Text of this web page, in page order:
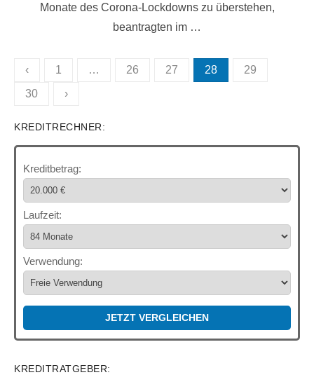
Monate des Corona-Lockdowns zu überstehen,
beantragten im …
Seitennummerierung
der
‹ 1 … 26 27 28
29
30
›
KREDITRECHNER:
Kreditbetrag:
Laufzeit:
Verwendung:
JETZT VERGLEICHEN
KREDITRATGEBER: